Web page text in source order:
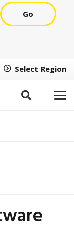
Go
Select Region